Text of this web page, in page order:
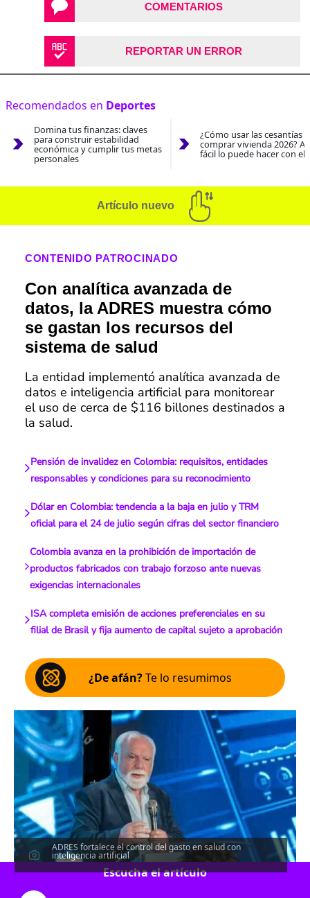
COMENTARIOS
REPORTAR UN ERROR
Recomendados en Deportes
Domina tus finanzas: claves
para construir estabilidad
económica y cumplir tus metas
personales
¿Cómo usar las cesantías
comprar vivienda 2026?
fácil lo puede hacer con el
Artículo nuevo
CONTENIDO PATROCINADO
Con analítica avanzada de
datos, la ADRES muestra cómo
se gastan los recursos del
sistema de salud
La entidad implementó analítica avanzada de
datos e inteligencia artificial para monitorear
el uso de cerca de $116 billones destinados a
la salud.
Pensión de invalidez en Colombia: requisitos, entidades
responsables y condiciones para su reconocimiento
Dólar en Colombia: tendencia a la baja en julio y TRM
oficial para el 24 de julio según cifras del sector financiero
Colombia avanza en la prohibición de importación de
productos fabricados con trabajo forzoso ante nuevas
exigencias internacionales
ISA completa emisión de acciones preferenciales en su
filial de Brasil y fija aumento de capital sujeto a aprobación
¿De afán?Te lo resumimos
ADRES fortalece el control del gasto en salud con
inteligencia artificial
Escucha el artículo